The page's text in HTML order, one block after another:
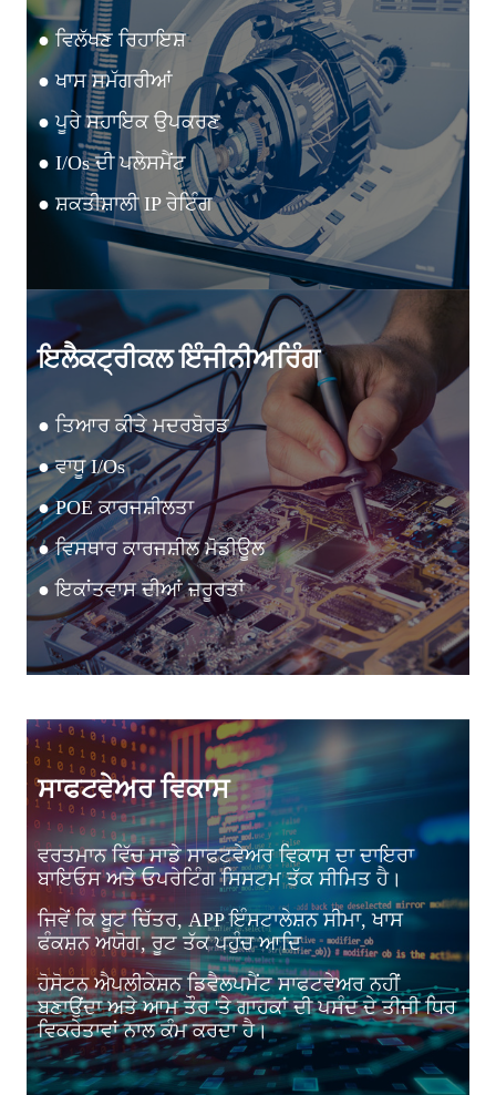
● ਵਿਲੱਖਣ ਰਿਹਾਇਸ਼
● ਖਾਸ ਸਮੱਗਰੀਆਂ
● ਪੂਰੇ ਸਹਾਇਕ ਉਪਕਰਣ
● I/Os ਦੀ ਪਲੇਸਮੈਂਟ
● ਸ਼ਕਤੀਸ਼ਾਲੀ IP ਰੇਟਿੰਗ
ਇਲੈਕਟ੍ਰੀਕਲ ਇੰਜੀਨੀਅਰਿੰਗ
● ਤਿਆਰ ਕੀਤੇ ਮਦਰਬੋਰਡ
● ਵਾਧੂ I/Os
● POE ਕਾਰਜਸ਼ੀਲਤਾ
● ਵਿਸਥਾਰ ਕਾਰਜਸ਼ੀਲ ਮੋਡੀਊਲ
● ਇਕਾਂਤਵਾਸ ਦੀਆਂ ਜ਼ਰੂਰਤਾਂ
ਸਾਫਟਵੇਅਰ ਵਿਕਾਸ
ਵਰਤਮਾਨ ਵਿੱਚ ਸਾਡੇ ਸਾਫਟਵੇਅਰ ਵਿਕਾਸ ਦਾ ਦਾਇਰਾ
ਬਾਇਓਸ ਅਤੇ ਓਪਰੇਟਿੰਗ ਸਿਸਟਮ ਤੱਕ ਸੀਮਿਤ ਹੈ।
ਜਿਵੇਂ ਕਿ ਬੂਟ ਚਿੱਤਰ, APP ਇੰਸਟਾਲੇਸ਼ਨ ਸੀਮਾ, ਖਾਸ
ਫੰਕਸ਼ਨ ਅਯੋਗ, ਰੂਟ ਤੱਕ ਪਹੁੰਚ ਆਦਿ
ਹੋਸੋਟਨ ਐਪਲੀਕੇਸ਼ਨ ਡਿਵੈਲਪਮੈਂਟ ਸਾਫਟਵੇਅਰ ਨਹੀਂ
ਬਣਾਉਂਦਾ ਅਤੇ ਆਮ ਤੌਰ 'ਤੇ ਗਾਹਕਾਂ ਦੀ ਪਸੰਦ ਦੇ ਤੀਜੀ ਧਿਰ
ਵਿਕਰੇਤਾਵਾਂ ਨਾਲ ਕੰਮ ਕਰਦਾ ਹੈ।